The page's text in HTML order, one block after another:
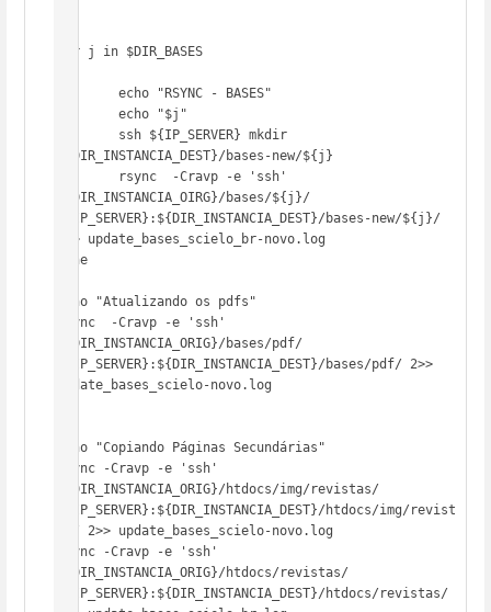
for j in $DIR_BASES
${DIR_INSTANCIA_DEST}/bases-new/${j}
${DIR_INSTANCIA_OIRG}/bases/${j}/
${IP_SERVER}:${DIR_INSTANCIA_DEST}/bases-new/${j}/
2>> update_bases_scielo_br-novo.log
done
echo "Atualizando os pdfs"
rsync  -Cravp -e 'ssh'
${DIR_INSTANCIA_ORIG}/bases/pdf/
${IP_SERVER}:${DIR_INSTANCIA_DEST}/bases/pdf/ 2>>
update_bases_scielo-novo.log
echo "Copiando Páginas Secundárias"
rsync -Cravp -e 'ssh'
${DIR_INSTANCIA_ORIG}/htdocs/img/revistas/
${IP_SERVER}:${DIR_INSTANCIA_DEST}/htdocs/img/revist
as/ 2>> update_bases_scielo-novo.log
rsync -Cravp -e 'ssh'
${DIR_INSTANCIA_ORIG}/htdocs/revistas/
${IP_SERVER}:${DIR_INSTANCIA_DEST}/htdocs/revistas/